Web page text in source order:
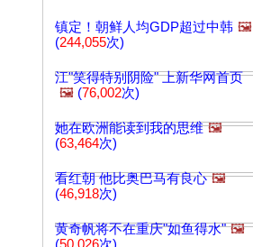
镇定！朝鲜人均GDP超过中韩 🖼️
(244,055次)
江"笑得特别阴险" 上新华网首页
🖼️ (76,002次)
她在欧洲能读到我的思维 🖼️
(63,464次)
看红朝 他比奥巴马有良心 🖼️
(46,918次)
黄奇帆将不在重庆"如鱼得水" 🖼️